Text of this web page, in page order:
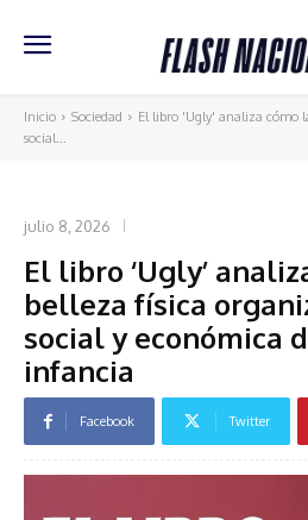
Inicio Sociedad
El libro 'Ugly' analiza cómo
social...
julio 8, 2026
El libro ‘Ugly’
belleza física
social y económica
infancia
Facebook Twitter